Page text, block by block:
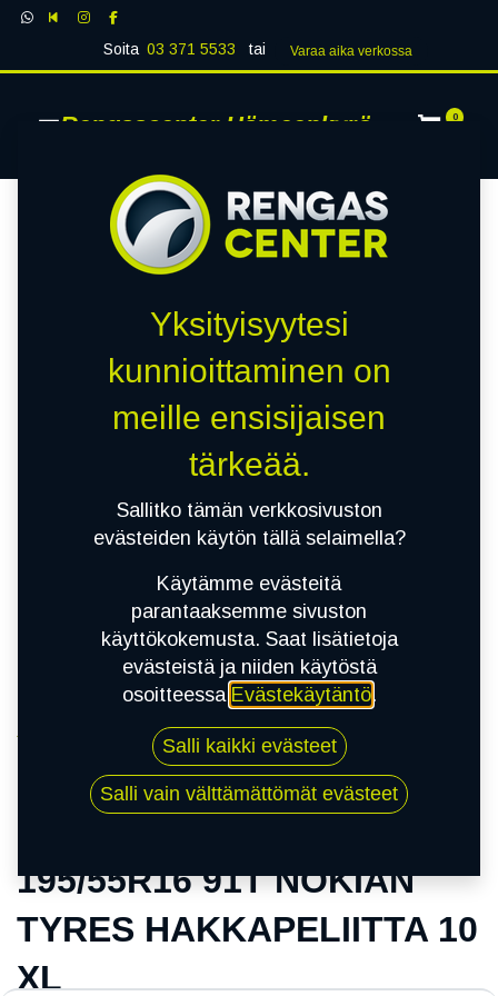
Soita 03 371 5533 tai Varaa aika verk​​​​ossa
Rengascenter Hämeenkyrö 0
195/55R16 91T NOKIAN TYRES
HAKKAPELIITTA 10 XL
195/55R16 91T NOKIAN
TYRES HAKKAPELIITTA 10
XL
Yksityisyytesi
kunnioittaminen on
meille ensisijaisen
tärkeää.
Sallitko tämän verkkosivuston
evästeiden käytön tällä selaimella?
Käytämme evästeitä
parantaaksemme sivuston
käyttökokemusta. Saat lisätietoja
evästeistä ja niiden käytöstä
osoitteessa Evästekäytäntö.
Salli kaikki evästeet
Salli vain välttämättömät evästeet